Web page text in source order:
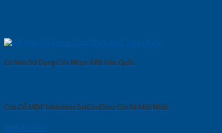
Có Nên Sử Dụng Cửa Nhựa ABS Hàn Quốc
Cửa Gỗ MDF Melamine SaiGonDoor Gía Rẻ Mới Nhất
08/01/2025